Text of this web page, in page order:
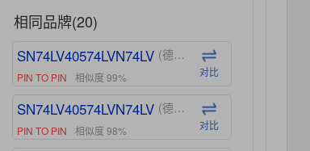
相同品牌(20)
SN74LV40574LVN74LV (德州仪器-TI)
PIN TO PIN 相似度 99% 对比
SN74LV40574LVN74LV (德州仪器-TI)
PIN TO PIN 相似度 98% 对比